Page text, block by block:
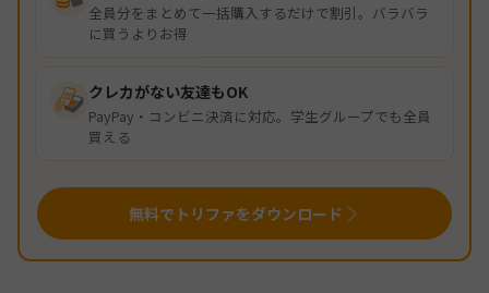
全員分をまとめて一括購入するだけで割引。バラバラ
に買うよりお得
クレカがない友達もOK
PayPay・コンビニ決済に対応。学生グループでも全員
買える
無料でトリファをダウンロード